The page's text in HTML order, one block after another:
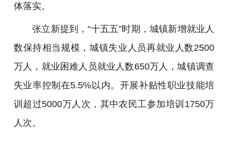
体落实。
张立新提到，“十五五”时期，城镇新增就业人
数保持相当规模，城镇失业人员再就业人数2500
万人，就业困难人员就业人数650万人，城镇调查
失业率控制在5.5%以内。开展补贴性职业技能培
训超过5000万人次，其中农民工参加培训1750万
人次。